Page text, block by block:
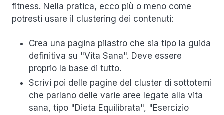
fitness. Nella pratica, ecco più o meno come
potresti usare il clustering dei contenuti:
Crea una pagina pilastro che sia tipo la guida
definitiva su "Vita Sana". Deve essere
proprio la base di tutto.
Scrivi poi delle pagine del cluster di sottotemi
che parlano delle varie aree legate alla vita
sana, tipo "Dieta Equilibrata", "Esercizio